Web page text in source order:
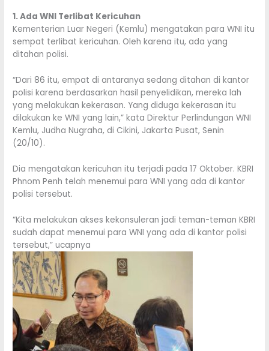
1. Ada WNI Terlibat Kericuhan
Kementerian Luar Negeri (Kemlu) mengatakan para WNI itu
sempat terlibat kericuhan. Oleh karena itu, ada yang
ditahan polisi.
“Dari 86 itu, empat di antaranya sedang ditahan di kantor
polisi karena berdasarkan hasil penyelidikan, mereka lah
yang melakukan kekerasan. Yang diduga kekerasan itu
dilakukan ke WNI yang lain,” kata Direktur Perlindungan WNI
Kemlu, Judha Nugraha, di Cikini, Jakarta Pusat, Senin
(20/10).
Dia mengatakan kericuhan itu terjadi pada 17 Oktober. KBRI
Phnom Penh telah menemui para WNI yang ada di kantor
polisi tersebut.
“Kita melakukan akses kekonsuleran jadi teman-teman KBRI
sudah dapat menemui para WNI yang ada di kantor polisi
tersebut,” ucapnya